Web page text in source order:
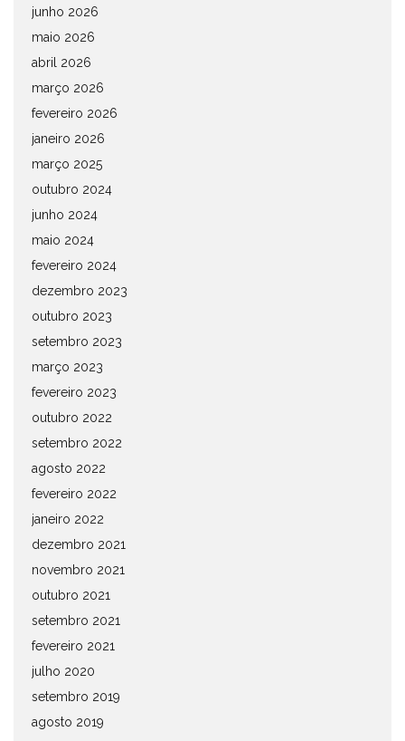
junho 2026
maio 2026
abril 2026
março 2026
fevereiro 2026
janeiro 2026
março 2025
outubro 2024
junho 2024
maio 2024
fevereiro 2024
dezembro 2023
outubro 2023
setembro 2023
março 2023
fevereiro 2023
outubro 2022
setembro 2022
agosto 2022
fevereiro 2022
janeiro 2022
dezembro 2021
novembro 2021
outubro 2021
setembro 2021
fevereiro 2021
julho 2020
setembro 2019
agosto 2019